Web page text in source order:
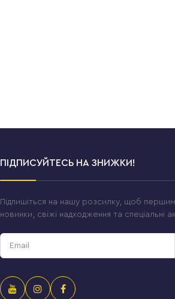
ПІДПИСУЙТЕСЬ НА ЗНИЖКИ!
Підпишіться на нашу розсилку, щоб
новинки, свіжі надходження та спеціальні